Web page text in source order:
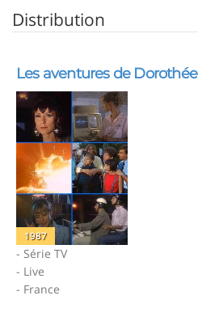
Distribution
Les aventures de Dorothée
1987
- Série TV
- Live
- France